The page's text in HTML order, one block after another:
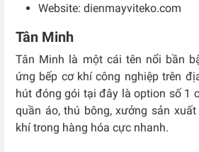
Website: dienmayviteko.com
Tân Minh
Tân Minh là một cái tên nổi bần
ứng bếp cơ khí công nghiệp trên
hút đóng gói tại đây là option số 1
quần áo, thú bông, xưởng sản
khí trong hàng hóa cực nhanh.